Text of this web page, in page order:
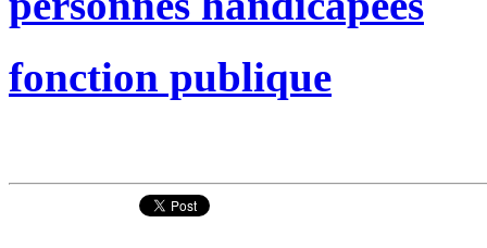
fonction publique